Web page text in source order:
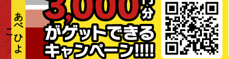
あ
べ
ひ
よ
こ takizawa